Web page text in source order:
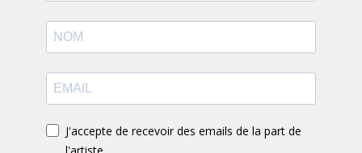
J'accepte de recevoir des emails de la part de